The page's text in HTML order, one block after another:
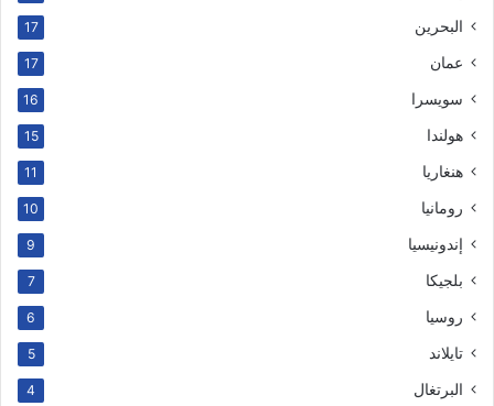
البحرين 17
عمان 17
سويسرا 16
هولندا 15
هنغاريا 11
رومانيا 10
إندونيسيا 9
بلجيكا 7
روسيا 6
تايلاند 5
البرتغال 4